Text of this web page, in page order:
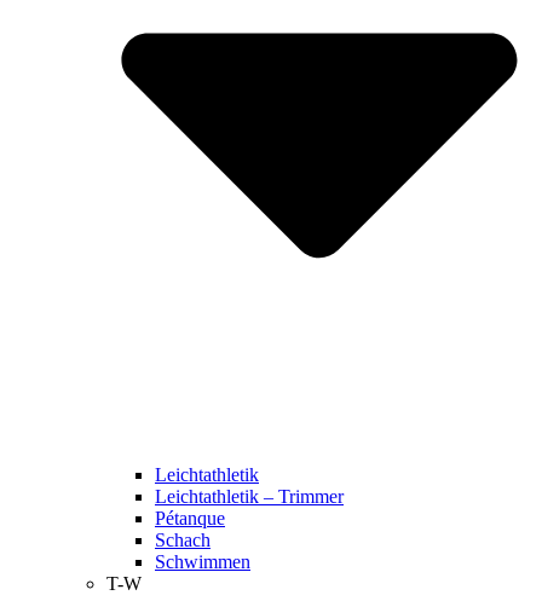
Leichtathletik
Leichtathletik – Trimmer
Pétanque
Schach
Schwimmen
T-W